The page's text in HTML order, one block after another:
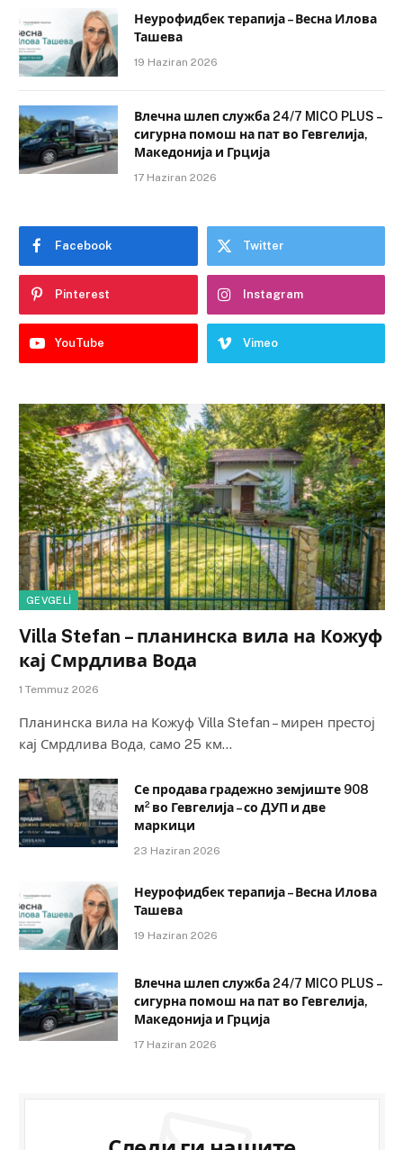
Неурофидбек терапија – Весна Илова
Ташева
19 Haziran 2026
Влечна шлеп служба 24/7 MICO PLUS –
сигурна помош на пат во Гевгелија,
Македонија и Грција
17 Haziran 2026
Facebook Twitter
Pinterest Instagram
YouTube Vimeo
GEVGELI
Villa Stefan – планинска вила на Кожуф
кај Смрдлива Вода
1 Temmuz 2026
Планинска вила на Кожуф Villa Stefan – мирен престој
кај Смрдлива Вода, само 25 км…
Се продава градежно земјиште 908
м² во Гевгелија – со ДУП и две
маркици
23 Haziran 2026
Неурофидбек терапија – Весна Илова
Ташева
19 Haziran 2026
Влечна шлеп служба 24/7 MICO PLUS –
сигурна помош на пат во Гевгелија,
Македонија и Грција
17 Haziran 2026